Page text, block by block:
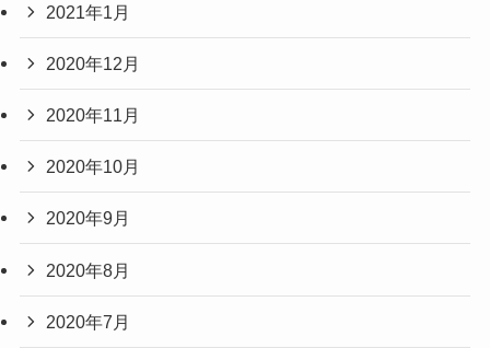
2021年1月
2020年12月
2020年11月
2020年10月
2020年9月
2020年8月
2020年7月